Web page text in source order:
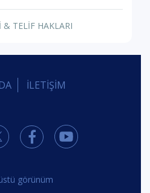
& TELİF HAKLARI
İLETİŞİM
görünüm